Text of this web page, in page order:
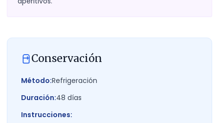
Conservación
Método:Refrigeración
Duración:48 días
Instrucciones: